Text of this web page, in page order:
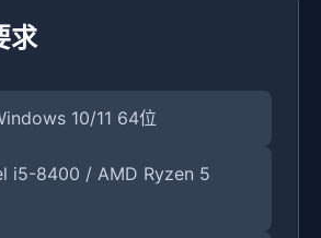
求
10/11 64位
i5-8400 / AMD Ryzen 5